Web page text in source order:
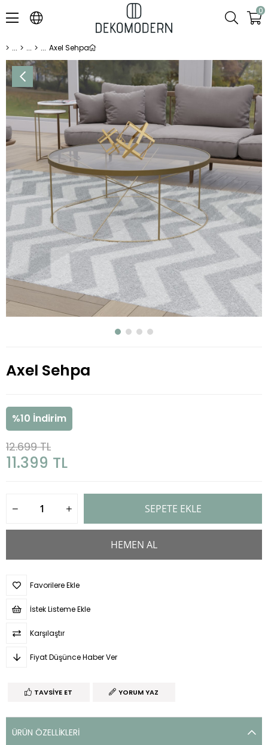
0
Axel Sehpa
Axel Sehpa
%10 İndirim
12.699 TL
11.399 TL
Favorilere Ekle
İstek Listeme Ekle
Karşılaştır
Fiyat Düşünce Haber Ver
TAVSIYE ET YORUM YAZ
ÜRÜN ÖZELLIKLERI